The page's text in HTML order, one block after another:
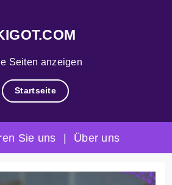
Seiten anzeigen
Startseite
Sie uns | Über uns